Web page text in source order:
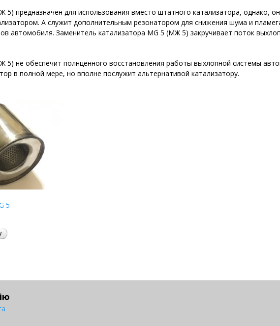
5) предназначен для использования вместо штатного катализатора, однако,
А служит дополнительным резонатором для снижения шума и
автомобиля. Заменитель катализатора MG 5 (МЖ 5) закручивает поток
5) не обеспечит полнценного восстановления работы выхлопной системы
в полной мере, но вполне послужит альтернативой катализатору.
5